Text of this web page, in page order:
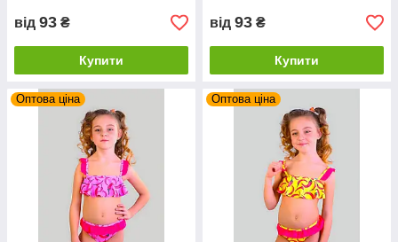
від 93 ₴
Купити
від 93 ₴
Купити
Оптова ціна Оптова ціна